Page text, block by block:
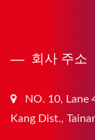
회사 주소
NO. 10, Lane
Kang Dist.,